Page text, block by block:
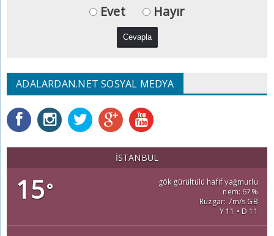
Evet Hayır
ADALARDAN.NET SOSYAL MEDYA
İSTANBUL
15°
gök gürültülü hafif yağmurlu
nem: 67%
Rüzgar: 7m/s GB
Y 11 • D 11